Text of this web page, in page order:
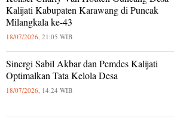
Kalijati Kabupaten Karawang di Puncak
Milangkala ke-43
18/07/2026, 21:05 WIB
Sinergi Sabil Akbar dan Pemdes Kalijati
Optimalkan Tata Kelola Desa
18/07/2026, 14:24 WIB